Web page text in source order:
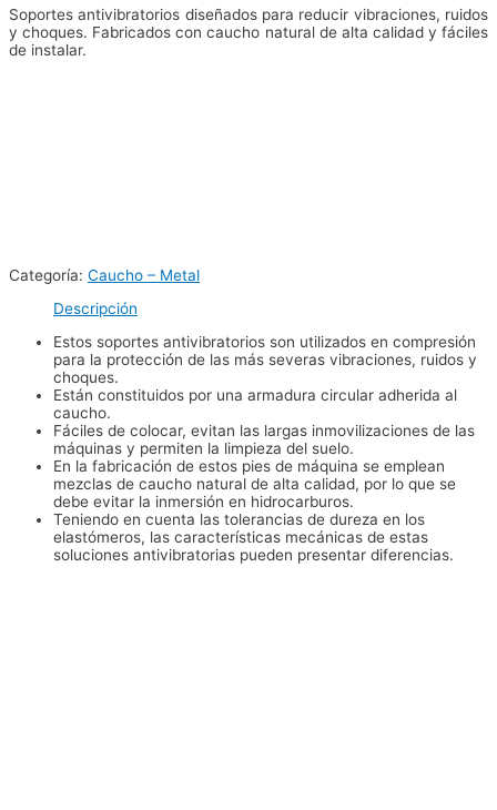
Soportes antivibratorios diseñados para reducir vibraciones, ruidos
y choques. Fabricados con caucho natural de alta calidad y fáciles
de instalar.
Categoría: Caucho – Metal
Descripción
Estos soportes antivibratorios son utilizados en compresión
para la protección de las más severas vibraciones, ruidos y
choques.
Están constituidos por una armadura circular adherida al
caucho.
Fáciles de colocar, evitan las largas inmovilizaciones de las
máquinas y permiten la limpieza del suelo.
En la fabricación de estos pies de máquina se emplean
mezclas de caucho natural de alta calidad, por lo que se
debe evitar la inmersión en hidrocarburos.
Teniendo en cuenta las tolerancias de dureza en los
elastómeros, las características mecánicas de estas
soluciones antivibratorias pueden presentar diferencias.